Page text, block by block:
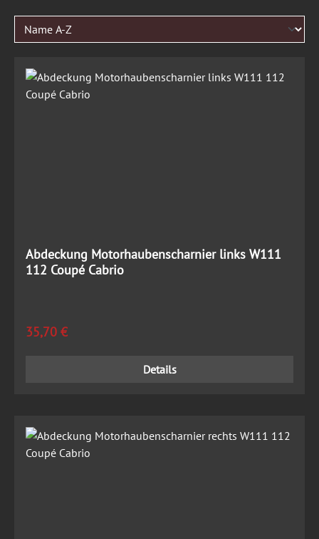
Abdeckung Motorhaubenscharnier links W111
112 Coupé Cabrio
Regulärer Preis:
35,70 €
Details